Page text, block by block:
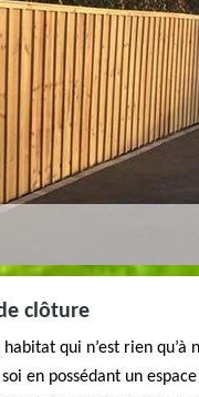
clôture
qui n’est rien qu’à
en possédant un